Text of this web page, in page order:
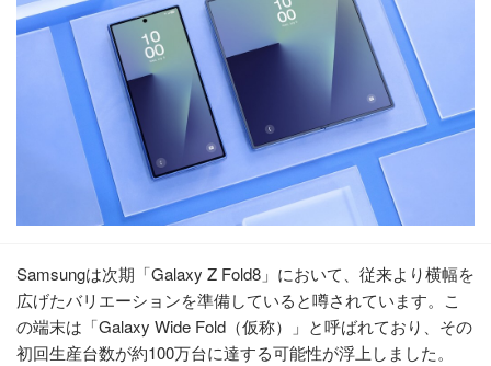
Samsungは次期「Galaxy Z Fold8」において、従来より横幅を
広げたバリエーションを準備していると噂されています。こ
の端末は「Galaxy Wide Fold（仮称）」と呼ばれており、その
初回生産台数が約100万台に達する可能性が浮上しました。